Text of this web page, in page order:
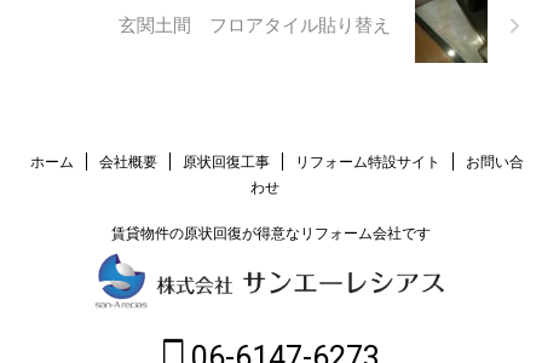
玄関土間 フロアタイル貼り替え
ホーム 会社概要 原状回復工事 リフォーム特設サイト
お問い合
わせ
賃貸物件の原状回復が得意なリフォーム会社です